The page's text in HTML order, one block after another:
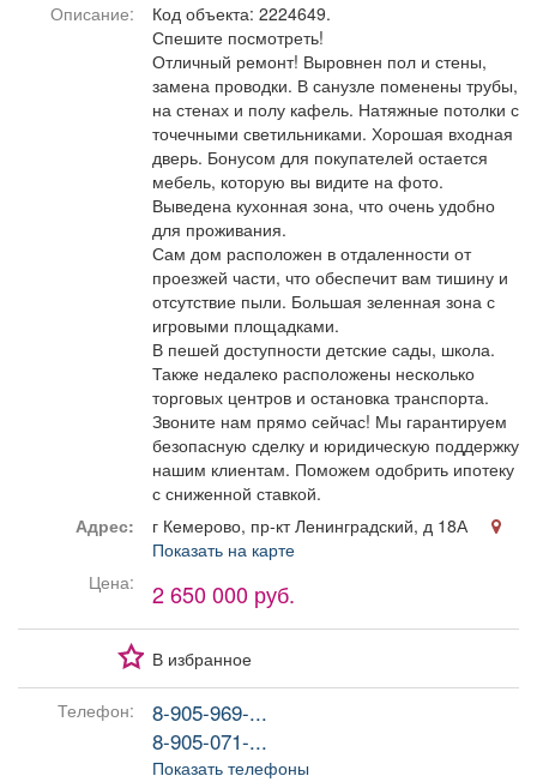
Поздравления
Я - пенсионер
Описание:
Код объекта: 2224649.
Спешите посмотреть!
Отличный ремонт! Выровнен пол и стены,
замена проводки. В санузле поменены трубы,
на стенах и полу кафель. Натяжные потолки с
точечными светильниками. Хорошая входная
дверь. Бонусом для покупателей остается
мебель, которую вы видите на фото.
Выведена кухонная зона, что очень удобно
для проживания.
Сам дом расположен в отдаленности от
проезжей части, что обеспечит вам тишину и
отсутствие пыли. Большая зеленная зона с
игровыми площадками.
В пешей доступности детские сады, школа.
Также недалеко расположены несколько
торговых центров и остановка транспорта.
Звоните нам прямо сейчас! Мы гарантируем
безопасную сделку и юридическую поддержку
нашим клиентам. Поможем одобрить ипотеку
с сниженной ставкой.
Адрес:
г Кемерово, пр-кт Ленинградский, д 18А
Показать на карте
Цена:
2 650 000 руб.
В избранное
Телефон:
8-905-969-...
8-905-071-...
Показать телефоны